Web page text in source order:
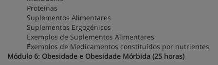
Proteínas
Suplementos Alimentares
Suplementos Ergogénicos
Exemplos de Suplementos Alimentares
Exemplos de Medicamentos constituídos por nutrientes
Módulo 6: Obesidade e Obesidade Mórbida (25 horas)